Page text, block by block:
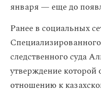
января — еще до
Ранее в социальных
следственного суда
утверждение которой
отношению к